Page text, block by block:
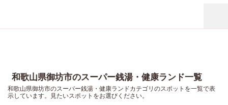
和歌山県御坊市のスーパー銭湯・健康ランド一覧
和歌山県御坊市のスーパー銭湯・健康ランドカテゴリのスポットを一覧で表
示しています。見たいスポットをお選びください。